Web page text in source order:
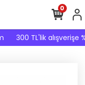
300 TL'lik alışverişe
0